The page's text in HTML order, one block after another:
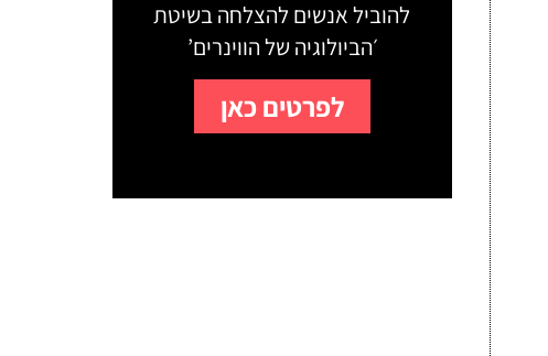
להוביל אנשים להצלחה בשיטת
׳הביולוגיה של הווינרים’
לפרטים כאן